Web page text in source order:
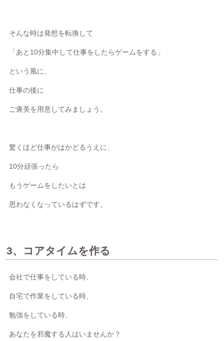
そんな時は発想を転換して
「あと10分集中して仕事をしたらゲームをする」
という風に、
仕事の後に
ご褒美を用意してみましょう。
驚くほど仕事がはかどるうえに、
10分頑張ったら
もうゲームをしたいとは
思わなくなっているはずです。
3、コアタイムを作る
会社で仕事をしている時、
自宅で作業をしている時、
勉強をしている時、
あなたを邪魔する人はいませんか？